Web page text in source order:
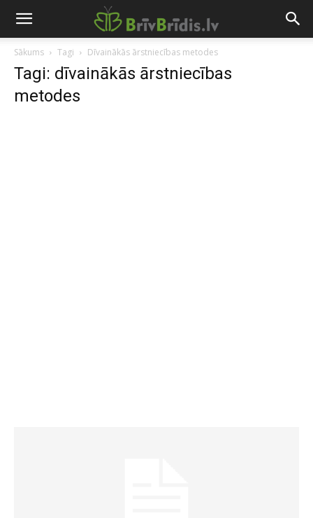
Sākums Tagi Dīvainākās ārstniecības metodes
Tagi: dīvainākās ārstniecības
metodes